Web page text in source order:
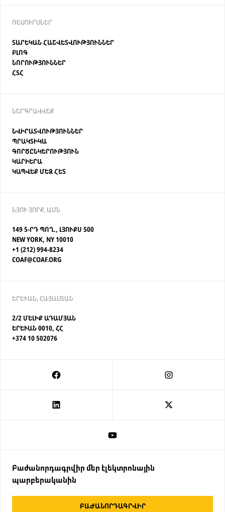
ՌԵՍՈՒՐՍՆԵՐ
ՏԱՐԵԿԱՆ ՀԱՇՎԵՏՎՈՒԹՅՈՒՆՆԵՐ
ԲԼՈԳ
ՆՈՐՈՒԹՅՈՒՆՆԵՐ
ՀՏՀ
ՆԵՐԳՐԱՎՎԵՔ
ՆՎԻՐԱՏՎՈՒԹՅՈՒՆՆԵՐ
ՊՐԱԿՏԻԿԱ
ԳՈՐԾԸՆԿԵՐՈՒԹՅՈՒՆ
ԿԱՐԻԵՐԱ
ԿԱՊՎԵՔ ՄԵԶ ՀԵՏ
Բաժանորդագրվիր մեր էլեկտրոնային
պարբերականին
ԲԱԺԱՆՈՐԴԱԳՐՎԻՐ
ՆՅՈՒ ՅՈՐՔ, ԱՄՆ
149 5-ՐԴ ՊՈՂ., ԼՅՈՒՔՍ 500
NEW YORK, NY 10010
+1 (212) 994-8234
COAF@COAF.ORG
ԵՐԵՒԱՆ, ՀԱՅԱՍՏԱՆ
2/2 ՄԵԼԻՔ ԱԴԱՄՅԱՆ
ԵՐԵՒԱՆ 0010, ՀՀ
+374 10 502076